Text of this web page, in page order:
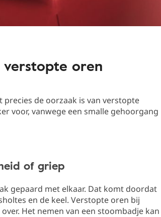
oren
de oorzaak is van verstopte
voor, vanwege een smalle gehoorgang
of griep
gepaard met elkaar. Dat komt doordat
en de keel. Verstopte oren bij
Het nemen van een stoombadje kan